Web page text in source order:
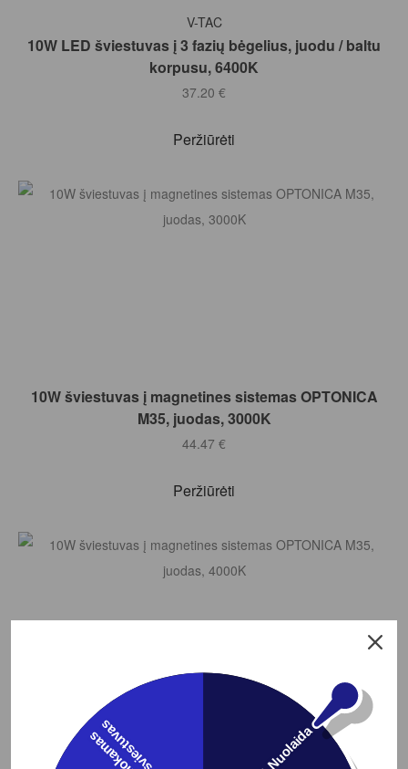
Į KREPŠELĮ
V-TAC
10W LED šviestuvas į 3 fazių bėgelius, juodu / baltu
korpusu, 6400K
37.20 €
Peržiūrėti
Į KREPŠELĮ
10W šviestuvas į magnetines sistemas OPTONICA
M35, juodas, 3000K
44.47 €
Peržiūrėti
10W šviestuvas į magnetines sistemas OPTONICA
s